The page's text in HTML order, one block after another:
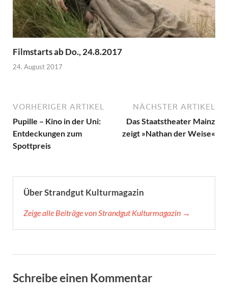
Filmstarts ab Do., 24.8.2017
24. August 2017
VORHERIGER ARTIKEL
Pupille – Kino in der Uni:
Entdeckungen zum
Spottpreis
NÄCHSTER ARTIKEL
Das Staatstheater Mainz
zeigt »Nathan der Weise«
Über Strandgut Kulturmagazin
Zeige alle Beiträge von Strandgut Kulturmagazin →
Schreibe einen Kommentar